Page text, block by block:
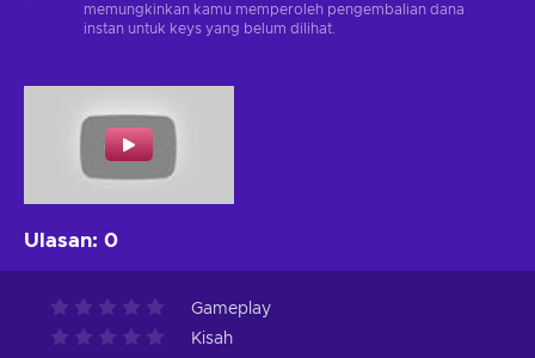
memungkinkan kamu memperoleh pengembalian dana
instan untuk keys yang belum dilihat.
Ulasan: 0
Gameplay
Kisah